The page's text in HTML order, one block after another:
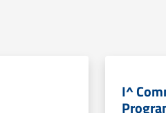
I^